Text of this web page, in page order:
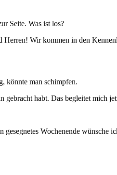
Seite. Was ist los?
Wir kommen in den
könnte man schimpfen.
gebracht habt. Das begleitet mich
Wochenende wünsche